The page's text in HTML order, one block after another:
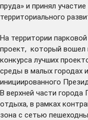
пруда» и принял
территориального
На территории
проект, который вошел
конкурса лучших
среды в малых городах
инициированного
В верхней части
отдыха, в рамках
зона с сетью